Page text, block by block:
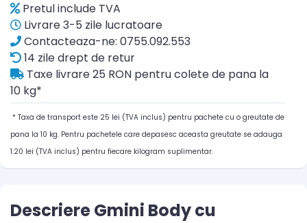
Pretul include TVA
Livrare 3-5 zile lucratoare
Contacteaza-ne: 0755.092.553
14 zile drept de retur
Taxe livrare 25 RON pentru colete de pana la
10 kg*
* Taxa de transport este 25 lei (TVA inclus) pentru pachete cu o greutate de
pana la 10 kg. Pentru pachetele care depasesc aceasta greutate se adauga
1.20 lei (TVA inclus) pentru fiecare kilogram suplimentar.
Descriere Gmini Body cu